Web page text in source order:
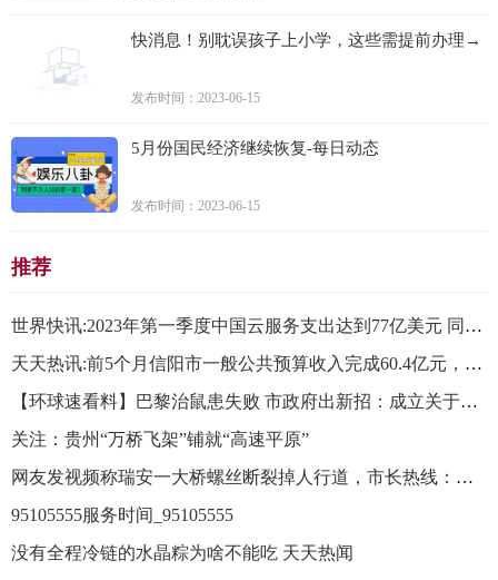
快消息！别耽误孩子上小学，这些需提前办理→
发布时间：2023-06-15
5月份国民经济继续恢复-每日动态
发布时间：2023-06-15
推荐
世界快讯:2023年第一季度中国云服务支出达到77亿美元 同比增长6%
天天热讯:前5个月信阳市一般公共预算收入完成60.4亿元，同比增长10.6％
【环球速看料】巴黎治鼠患失败 市政府出新招：成立关于（人鼠）共处问题委员会
关注：贵州“万桥飞架”铺就“高速平原”
网友发视频称瑞安一大桥螺丝断裂掉人行道，市长热线：转交相关部门检修处理|天天报资讯
95105555服务时间_95105555
没有全程冷链的水晶粽为啥不能吃 天天热闻